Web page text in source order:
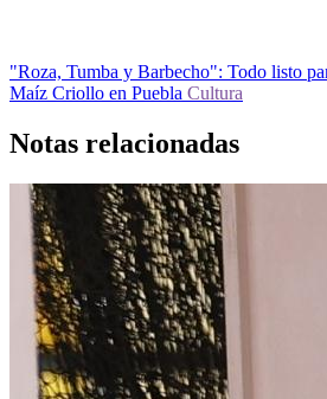
"Roza, Tumba y Barbecho": Todo listo
Maíz Criollo en Puebla Cultura
Notas relacionadas